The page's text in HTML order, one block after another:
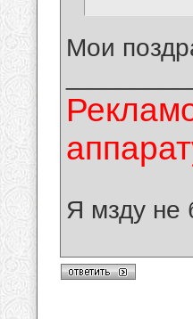
Мои
Я мзду не